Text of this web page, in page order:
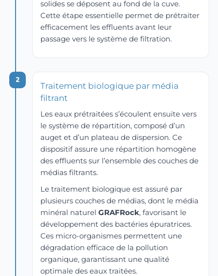
ment
compr
éhensi
pris le
temps
de
expliq
uer
avec
clarté
et
ogie,
sans
jamais
être
dans
la
précipi
tation.
solides se déposent au fond de la cuve.
Cette étape essentielle permet de prétraiter
efficacement les effluents avant leur
passage vers le système de filtration.
2
Traitement biologique par média
filtrant
Les eaux prétraitées s’écoulent ensuite vers
le système de répartition, composé d’un
auget et d’un plateau de dispersion. Ce
dispositif assure une répartition homogène
des effluents sur l’ensemble des couches de
médias filtrants.
Le traitement biologique est assuré par
plusieurs couches de médias, dont le média
minéral naturel GRAFRock, favorisant le
développement des bactéries épuratrices.
Ces micro-organismes permettent une
dégradation efficace de la pollution
organique, garantissant une qualité
optimale des eaux traitées.